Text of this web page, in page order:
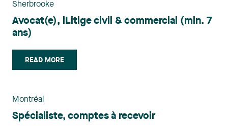
Sherbrooke
Avocat(e), lLitige civil & commercial (min. 7
ans)
READ MORE
Montréal
Spécialiste, comptes à recevoir